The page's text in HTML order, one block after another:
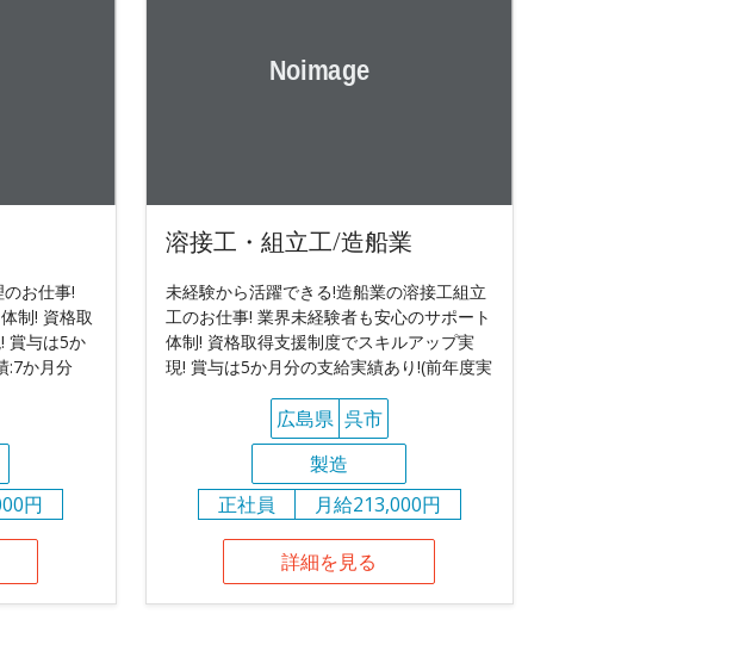
お仕事!
制! 資格取
賞与は5か
:7か月分
円
溶接工・組立工/造船業
未経験から活躍できる!造船業の溶接工組立
工のお仕事! 業界未経験者も安心のサポート
体制! 資格取得支援制度でスキルアップ実
現! 賞与は5か月分の支給実績あり!(前年度実
広島県 呉市
製造
正社員
月給213,000円
詳細を見る